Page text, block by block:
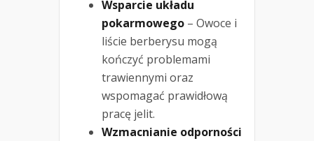
Wsparcie układu
pokarmowego – Owoce i
liście berberysu mogą
kończyć problemami
trawiennymi oraz
wspomagać prawidłową
pracę jelit.
Wzmacnianie odporności